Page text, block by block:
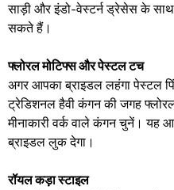
साड़ी और इंडो-वेस्टर्न ड्रेसेस के
सकते हैं।
फ्लोरल मोटिफ्स और पेस्टल टच
​अगर आपका ब्राइडल लहंगा पेस्टल
ट्रेडिशनल हैवी कंगन की जगह
मीनाकारी वर्क वाले कंगन चुनें। यह
ब्राइडल लुक देगा।
रॉयल कड़ा स्टाइल